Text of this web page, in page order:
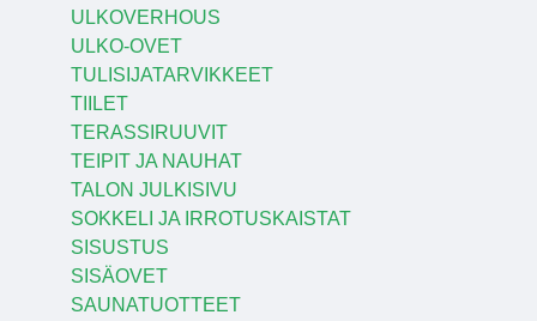
ULKOVERHOUS
ULKO-OVET
TULISIJATARVIKKEET
TIILET
TERASSIRUUVIT
TEIPIT JA NAUHAT
TALON JULKISIVU
SOKKELI JA IRROTUSKAISTAT
SISUSTUS
SISÄOVET
SAUNATUOTTEET